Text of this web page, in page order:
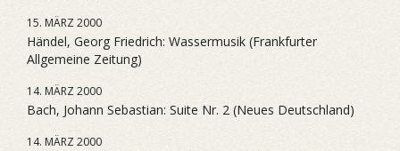
15. MÄRZ 2000
Händel, Georg Friedrich: Wassermusik (Frankfurter
Allgemeine Zeitung)
14. MÄRZ 2000
Bach, Johann Sebastian: Suite Nr. 2 (Neues Deutschland)
14. MÄRZ 2000